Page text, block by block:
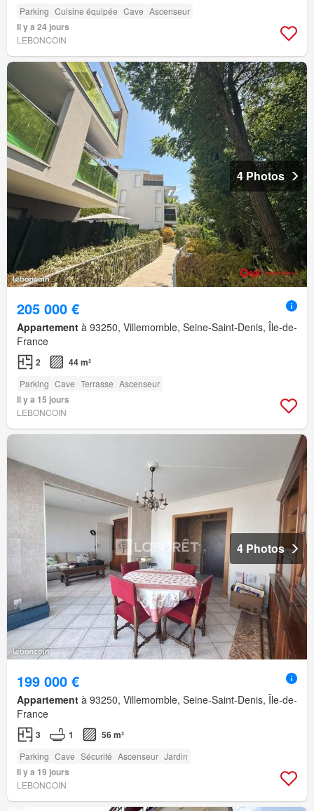
Parking Cuisine équipée Cave Ascenseur
Il y a 24 jours
LEBONCOIN
4 Photos
205 000 €
Appartement à 93250, Villemomble, Seine-Saint-Denis, Île-de-
France
2 44 m²
Parking Cave Terrasse Ascenseur
Il y a 15 jours
LEBONCOIN
4 Photos
199 000 €
Appartement à 93250, Villemomble, Seine-Saint-Denis, Île-de-
France
3 1 56 m²
Parking Cave Sécurité Ascenseur Jardin
Il y a 19 jours
LEBONCOIN